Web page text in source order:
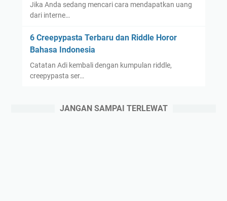
Jika Anda sedang mencari cara mendapatkan uang
dari interne…
6 Creepypasta Terbaru dan Riddle Horor
Bahasa Indonesia
Catatan Adi kembali dengan kumpulan riddle,
creepypasta ser…
JANGAN SAMPAI TERLEWAT